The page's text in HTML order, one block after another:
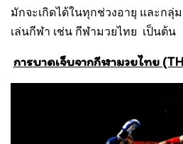
มักจะเกิดได้ในทุกช่วงอายุ และกลุ่
เล่นกีฬา เช่น กีฬามวยไทย เป็นต้น
การบาดเจ็บจากกีฬามวยไทย